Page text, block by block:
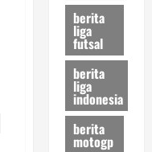
berita
liga
futsal
berita
liga
indonesia
berita
motogp